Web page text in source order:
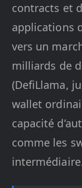
contracts et
applications
vers un
milliards de
(DefiLlama,
wallet
capacité
comme les